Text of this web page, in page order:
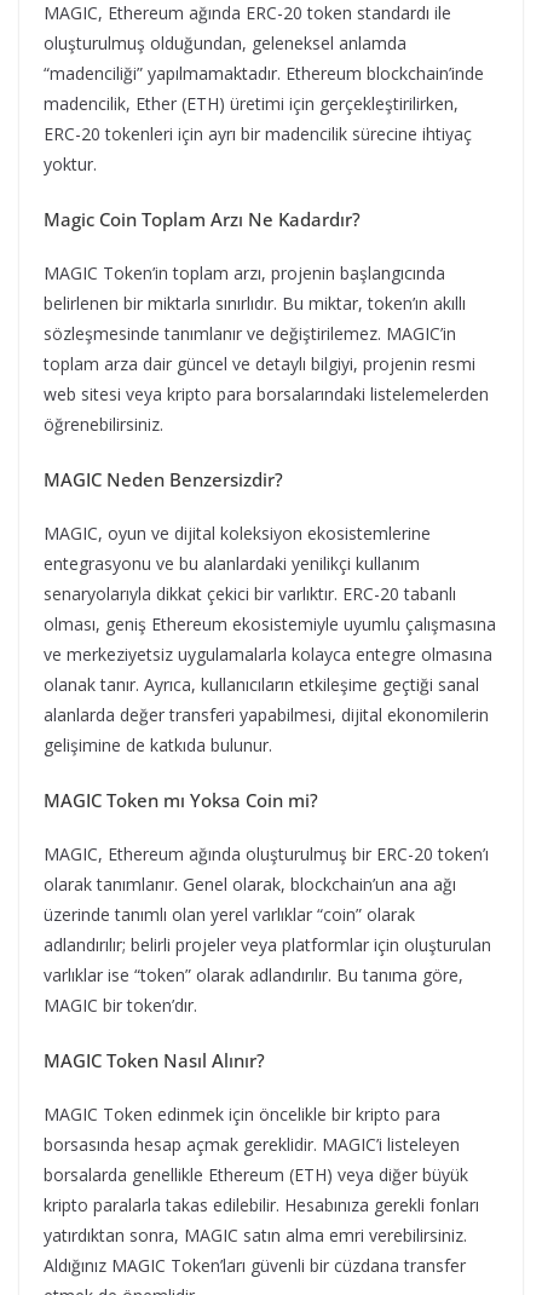
MAGIC, Ethereum ağında ERC-20 token standardı ile
oluşturulmuş olduğundan, geleneksel anlamda
“madenciliği” yapılmamaktadır. Ethereum blockchain’inde
madencilik, Ether (ETH) üretimi için gerçekleştirilirken,
ERC-20 tokenleri için ayrı bir madencilik sürecine ihtiyaç
yoktur.
Magic Coin Toplam Arzı Ne Kadardır?
MAGIC Token’in toplam arzı, projenin başlangıcında
belirlenen bir miktarla sınırlıdır. Bu miktar, token’ın akıllı
sözleşmesinde tanımlanır ve değiştirilemez. MAGIC’in
toplam arza dair güncel ve detaylı bilgiyi, projenin resmi
web sitesi veya kripto para borsalarındaki listelemelerden
öğrenebilirsiniz.
MAGIC Neden Benzersizdir?
MAGIC, oyun ve dijital koleksiyon ekosistemlerine
entegrasyonu ve bu alanlardaki yenilikçi kullanım
senaryolarıyla dikkat çekici bir varlıktır. ERC-20 tabanlı
olması, geniş Ethereum ekosistemiyle uyumlu çalışmasına
ve merkeziyetsiz uygulamalarla kolayca entegre olmasına
olanak tanır. Ayrıca, kullanıcıların etkileşime geçtiği sanal
alanlarda değer transferi yapabilmesi, dijital ekonomilerin
gelişimine de katkıda bulunur.
MAGIC Token mı Yoksa Coin mi?
MAGIC, Ethereum ağında oluşturulmuş bir ERC-20 token’ı
olarak tanımlanır. Genel olarak, blockchain’un ana ağı
üzerinde tanımlı olan yerel varlıklar “coin” olarak
adlandırılır; belirli projeler veya platformlar için oluşturulan
varlıklar ise “token” olarak adlandırılır. Bu tanıma göre,
MAGIC bir token’dır.
MAGIC Token Nasıl Alınır?
MAGIC Token edinmek için öncelikle bir kripto para
borsasında hesap açmak gereklidir. MAGIC’i listeleyen
borsalarda genellikle Ethereum (ETH) veya diğer büyük
kripto paralarla takas edilebilir. Hesabınıza gerekli fonları
yatırdıktan sonra, MAGIC satın alma emri verebilirsiniz.
Aldığınız MAGIC Token’ları güvenli bir cüzdana transfer